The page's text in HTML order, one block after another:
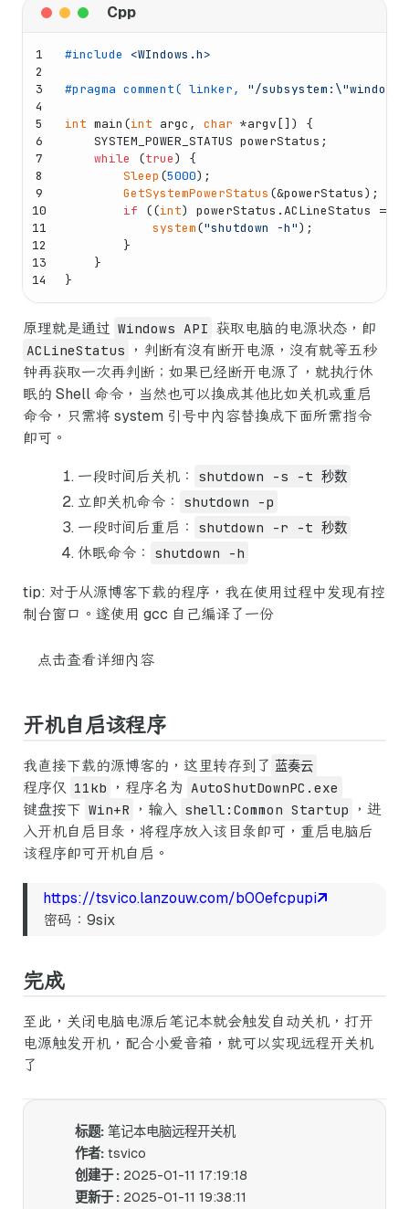
1
2
3
4
5
6
7
8
9
10
11
12
13
14
#include <WIndows.h>
#pragma comment( linker, "/
int main (int argc, char *argv[])
{
    SYSTEM_POWER_STATUS powerStatus;
while
(true) {
Sleep (5000);
GetSystemPowerStatus (&powerStatus);
if ((int) powerStatus.ACLineStatus ==
system("shutdown -h");
        }
    }
}
原理就是通过 Windows API 获取电脑的电源状态，即
ACLineStatus
，判断有没有断开电源，没有就等五秒
钟再获取一次再判断；如果已经断开电源了，就执行休
眠的 Shell 命令，当然也可以换成其他比如关机或重启
命令，只需将 system 引号中内容替换成下面所需指令
即可。
一段时间后关机：
shutdown -s -t 秒数
立即关机命令：
shutdown -p
一段时间后重启：
shutdown -r -t 秒数
休眠命令：
shutdown -h
tip: 对于从源博客下载的程序，我在使用过程中发现有控
制台窗口。遂使用 gcc 自己编译了一份
点击查看详细内容
开机自启该程序
我直接下载的源博客的，这里转存到了 蓝奏云
程序仅 11kb ，程序名为 AutoShutDownPC.exe
键盘按下 Win+R ，输入 shell:Common Startup
，进
入开机自启目录，将程序放入该目录即可，重启电脑后
该程序即可开机自启。
https://tsvico.lanzouw.com/b00efcpupi
密码：9six
完成
至此，关闭电脑电源后笔记本就会触发自动关机，打开
电源触发开机，配合小爱音箱，就可以实现远程开关机
了
标题: 笔记本电脑远程开关机
作者: tsvico
创建于 : 2025-01-11 17:19:18
更新于 : 2025-01-11 19:38:11